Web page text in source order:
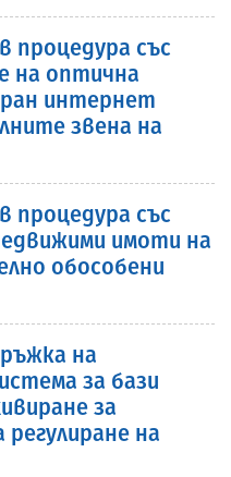
процедура със
на оптична
интернет
звена на
процедура със
имоти на
обособени
на
за бази
за
на